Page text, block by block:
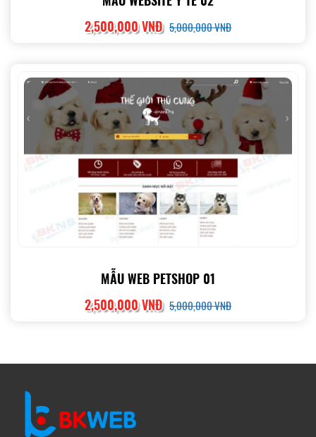
2,500,000 VNĐ 5,000,000 VNĐ
MẪU WEB PETSHOP 01
2,500,000 VNĐ 5,000,000 VNĐ